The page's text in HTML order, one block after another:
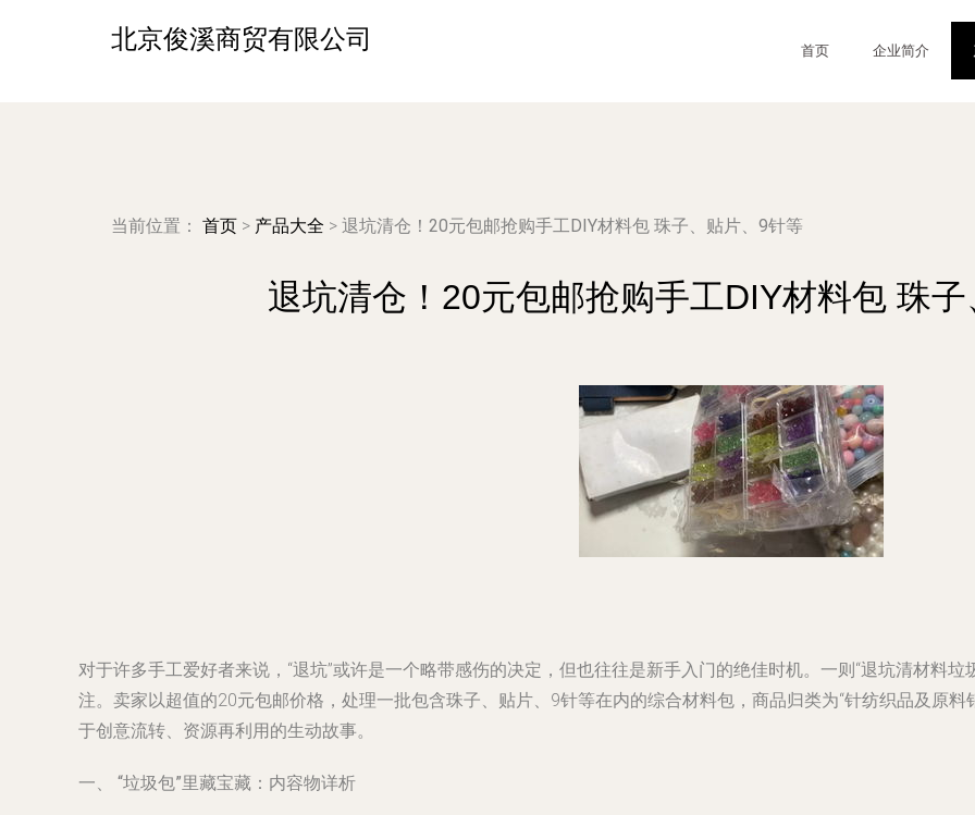
北京俊溪商贸有限公司 首页 企业简介
当前位置： 首页 > 产品大全 > 退坑清仓！20元包邮抢购手工DIY材料包 珠子、贴片、9针等
退坑清仓！20元包邮抢购手工DIY材料包 珠
对于许多手工爱好者来说，“退坑”或许是一个略带感伤的决定，但也往往是新手入门的绝佳时机。一则“退坑清材料
注。卖家以超值的20元包邮价格，处理一批包含珠子、贴片、9针等在内的综合材料包，商品归类为“针纺织品及原
于创意流转、资源再利用的生动故事。
一、 “垃圾包”里藏宝藏：内容物详析